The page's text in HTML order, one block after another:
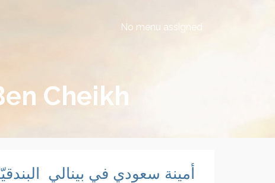
No menu assigned
Cheikh
أمينة سعودي في بينالي